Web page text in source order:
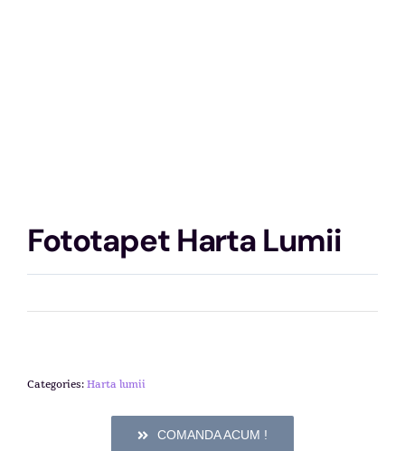
Fototapet Harta Lumii
Categories:Harta lumii
COMANDA ACUM !